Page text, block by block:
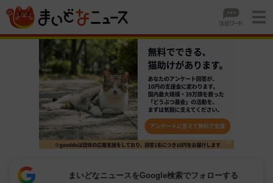
まいどなニュースをGoogle検索でフォローする